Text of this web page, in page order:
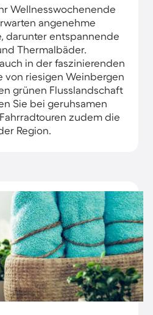
Wellnesswochenende
angenehme
darunter entspannende
Thermalbäder.
in der faszinierenden
von riesigen Weinbergen
grünen Flusslandschaft
Sie bei geruhsamen
zudem die
Region.